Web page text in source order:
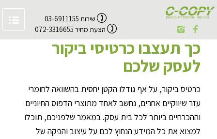
שירות 03-6911155
הצעת מחיר 072-3316655
כך תעצבו כרטיסי ביקור
לעסק שלכם
כרטיס ביקור, על אף גודלו הקטן יחסית בהשוואה לחומרי
עזר שיווקיים אחרים, נחשב לאחד מתוצרי הדפוס החיוניים
וההכרחיים ביותר לכל בית עסק. במאמר שלפניכם, תוכלו
למצוא את כל המידע הנחוץ לכם על עיצוב והפקה של